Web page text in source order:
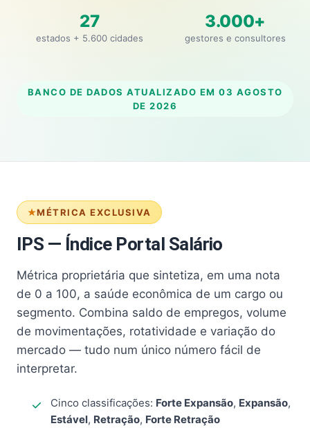
27
estados + 5.600 cidades
3.000+
gestores e consultores
BANCO DE DADOS ATUALIZADO EM 03 AGOSTO
DE 2026
MÉTRICA EXCLUSIVA
IPS — Índice Portal Salário
Métrica proprietária que sintetiza, em uma nota
de 0 a 100, a saúde econômica de um cargo ou
segmento. Combina saldo de empregos, volume
de movimentações, rotatividade e variação do
mercado — tudo num único número fácil de
interpretar.
Cinco classificações: Forte Expansão, Expansão,
Estável, Retração, Forte Retração